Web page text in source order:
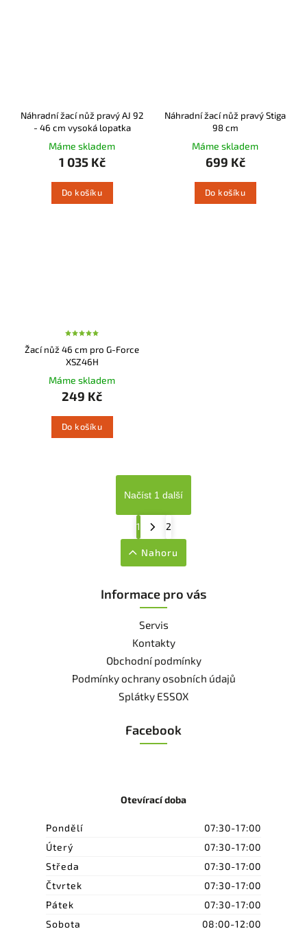
Náhradní žací nůž pravý AJ 92
- 46 cm vysoká lopatka
Máme skladem
1 035 Kč
Do košíku
Náhradní žací nůž pravý Stiga
98 cm
Máme skladem
699 Kč
Do košíku
Žací nůž 46 cm pro G-Force
XSZ46H
Máme skladem
249 Kč
Do košíku
Načíst 1 další
1 2
Nahoru
Informace pro vás
Servis
Kontakty
Obchodní podmínky
Podmínky ochrany osobních údajů
Splátky ESSOX
Facebook
Otevírací doba
Pondělí
07:30-17:00
Úterý
07:30-17:00
Středa
07:30-17:00
Čtvrtek
07:30-17:00
Pátek
07:30-17:00
Sobota
08:00-12:00